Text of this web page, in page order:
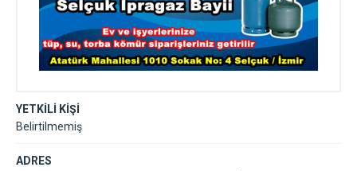
YETKİLİ KİŞİ
Belirtilmemiş
ADRES